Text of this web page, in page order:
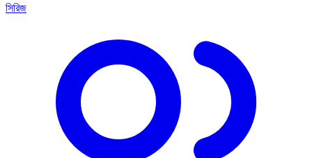
সিরিজ